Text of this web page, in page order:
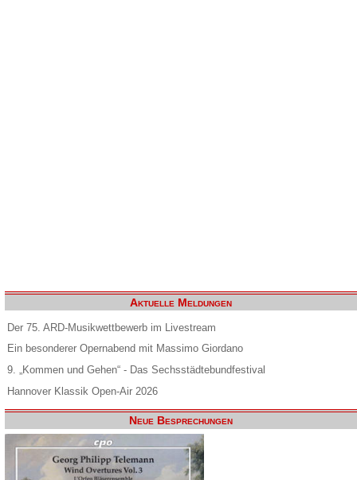
Aktuelle Meldungen
Der 75. ARD-Musikwettbewerb im Livestream
Ein besonderer Opernabend mit Massimo Giordano
9. „Kommen und Gehen“ - Das Sechsstädtebundfestival
Hannover Klassik Open-Air 2026
Neue Besprechungen